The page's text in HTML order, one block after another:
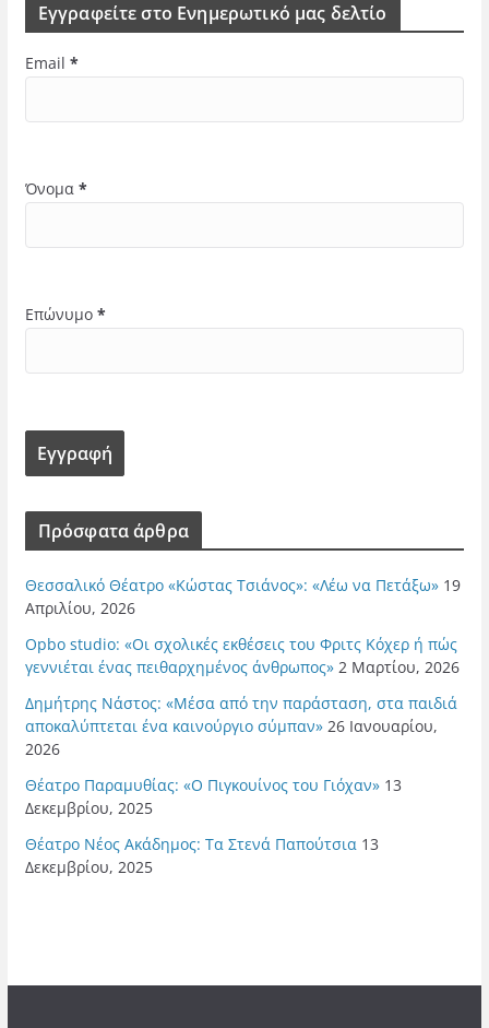
Εγγραφείτε στο Ενημερωτικό μας δελτίο
Email *
Όνομα *
Επώνυμο *
Πρόσφατα άρθρα
Θεσσαλικό Θέατρο «Κώστας Τσιάνος»: «Λέω να Πετάξω» 19
Απριλίου, 2026
Opbo studio: «Οι σχολικές εκθέσεις του Φριτς Κόχερ ή πώς
γεννιέται ένας πειθαρχημένος άνθρωπος» 2 Μαρτίου, 2026
Δημήτρης Νάστος: «Μέσα από την παράσταση, στα παιδιά
αποκαλύπτεται ένα καινούργιο σύμπαν» 26 Ιανουαρίου,
2026
Θέατρο Παραμυθίας: «Ο Πιγκουίνος του Γιόχαν» 13
Δεκεμβρίου, 2025
Θέατρο Νέος Ακάδημος: Τα Στενά Παπούτσια 13
Δεκεμβρίου, 2025